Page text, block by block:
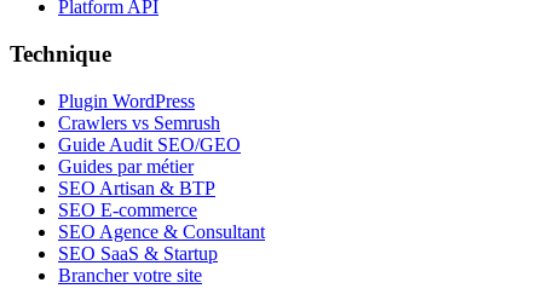
Platform API
Technique
Plugin WordPress
Crawlers vs Semrush
Guide Audit SEO/GEO
Guides par métier
SEO Artisan & BTP
SEO E-commerce
SEO Agence & Consultant
SEO SaaS & Startup
Brancher votre site